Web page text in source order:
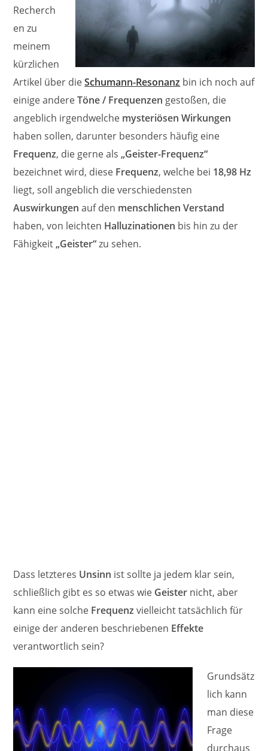
Recherch
en zu
meinem
kürzlichen
Artikel über dieSchumann-Resonanz bin ich noch auf
einige andereTöne / Frequenzen gestoßen, die
angeblich irgendwelche mysteriösen Wirkungen
haben sollen, darunter besonders häufig eine
Frequenz, die gerne als„Geister-Frequenz“
bezeichnet wird, diese Frequenz, welche bei 18,98 Hz
liegt, soll angeblich die verschiedensten
Auswirkungen auf den menschlichen Verstand
haben, von leichten Halluzinationen bis hin zu der
Fähigkeit„Geister“zu sehen.
Dass letzteres Unsinn ist sollte ja jedem klar sein,
schließlich gibt es so etwas wie Geister nicht, aber
kann eine solche Frequenz vielleicht tatsächlich für
einige der anderen beschriebenen Effekte
verantwortlich sein?
Grundsätz
lich kann
man diese
Frage
durchaus